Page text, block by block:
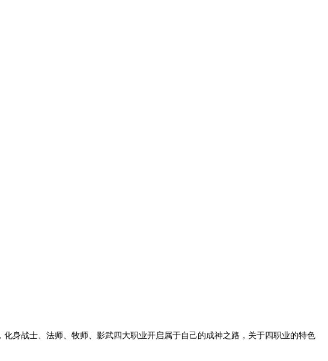
身战士、法师、牧师、影武四大职业开启属于自己的成神之路，关于四职业的特色